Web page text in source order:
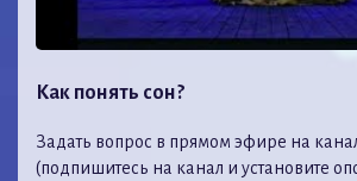
Как понять сон?
Задать вопрос в прямом эфире на
(подпишитесь на канал и установите